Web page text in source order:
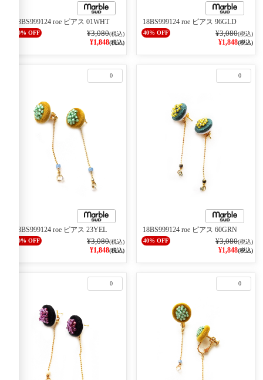
40% OFF
18BS999124 roe ピアス 01WHT
¥3,080(税込)
¥1,848(税込)
40% OFF
18BS999124 roe ピアス 96GLD
¥3,080(税込)
¥1,848(税込)
0
40% OFF
18BS999124 roe ピアス 23YEL
¥3,080(税込)
¥1,848(税込)
0
40% OFF
18BS999124 roe ピアス 60GRN
¥3,080(税込)
¥1,848(税込)
0 0